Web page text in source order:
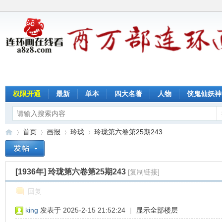
权限开通 最新 单本 四大名著 人物 侠鬼仙妖神
»
首页
›
画报
›
玲珑
›
玲珑第六卷第25期243
[1936年] 玲珑第六卷第25期243 [复制链接]
回复
king 发表于 2025-2-15 21:52:24 | 显示全部楼层